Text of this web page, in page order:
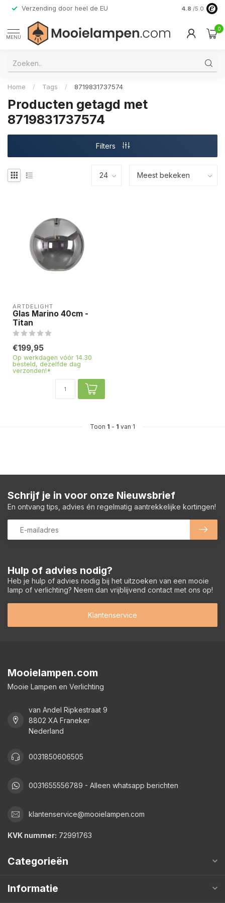
Verzending door heel de EU Alleen
4.8 /5.0
MENU
0
Home / Tags / 8719831737574
Producten getagd met
8719831737574
Filters
ARTDELIGHT
Glas Marino 40cm -
Titan
€199,95
Op werkdagen vóór 14.30
besteld, dezelfde dag
verzonden!*
Toon 1 - 1 van 1
Hulp of advies nodig?
Heb je hulp of advies nodig bij het uitzoeken van een mooie
lamp of verlichting? Neem dan vrijblijvend contact met ons op!
Klantenservice
Schrijf je in voor onze Nieuwsbrief
En ontvang tips, advies én regelmatig aantrekkelijke kortingen!
Mooielampen.com
Mooie Lampen en Verlichting
van Andel Ripkestraat 9
8802 XA Franeker
Nederland
0031850606505
0031655556789 - Alleen whatsapp berichten
klantenservice@mooielampen.com
KVK nummer: 72991763
Categorieën
Informatie